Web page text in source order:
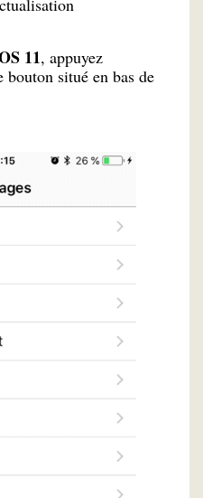
11, appuyez
situé en bas de